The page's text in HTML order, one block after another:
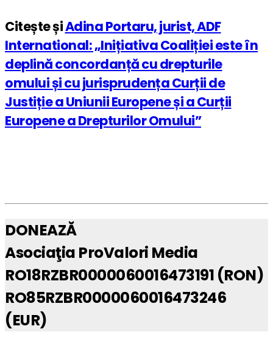
Citește șiAdina Portaru, jurist, ADF
International: „Inițiativa Coaliției este în
deplină concordanță cu drepturile
omului și cu jurisprudența Curții de
Justiție a Uniunii Europene și a Curții
Europene a Drepturilor Omului”
DONEAZĂ
Asociaţia ProValori Media
RO18RZBR0000060016473191 (RON)
RO85RZBR0000060016473246
(EUR)